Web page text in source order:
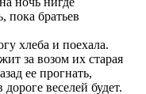
пока братьев
хлеба и поехала.
за возом их старая
ее прогнать,
веселей будет.